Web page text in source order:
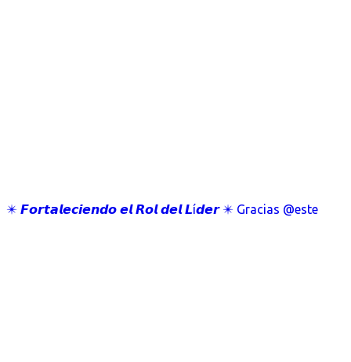
✴️ 𝙁𝙤𝙧𝙩𝙖𝙡𝙚𝙘𝙞𝙚𝙣𝙙𝙤 𝙚𝙡 𝙍𝙤𝙡 𝙙𝙚𝙡 𝙇í𝙙𝙚𝙧 ✴️ Gracias @este